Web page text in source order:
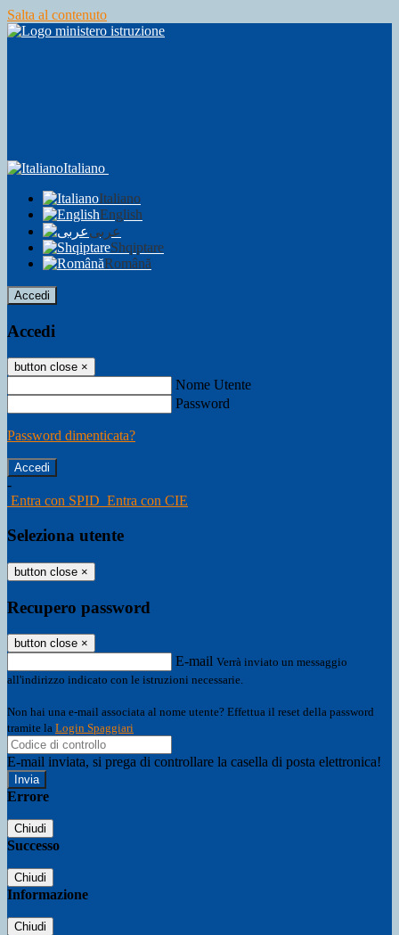
Salta al contenuto
Italiano
Italiano
English
عربى
Shqiptare
Română
Accedi
Accedi
button close ×
Nome Utente
Password
Password dimenticata?
-
Entra con SPID Entra con CIE
Seleziona utente
button close ×
Recupero password
button close ×
E-mail Verrà inviato un messaggio
all'indirizzo indicato con le istruzioni necessarie.
Non hai una e-mail associata al nome utente? Effettua il reset della password
tramite la Login Spaggiari
E-mail inviata, si prega di controllare la casella di posta elettronica!
Errore
Chiudi
Successo
Chiudi
Informazione
Chiudi